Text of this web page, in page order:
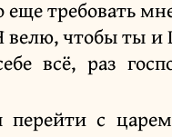
еще требовать
велю, чтобы ты и
всё, раз
перейти с